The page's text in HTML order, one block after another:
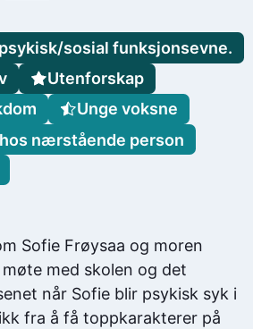
Sofie Frøysaa og moren
med skolen og det
når Sofie blir psykisk syk i
fra å få toppkarakterer på
sosial funksjonsevne.
Utenforskap
Unge voksne
nærstående person